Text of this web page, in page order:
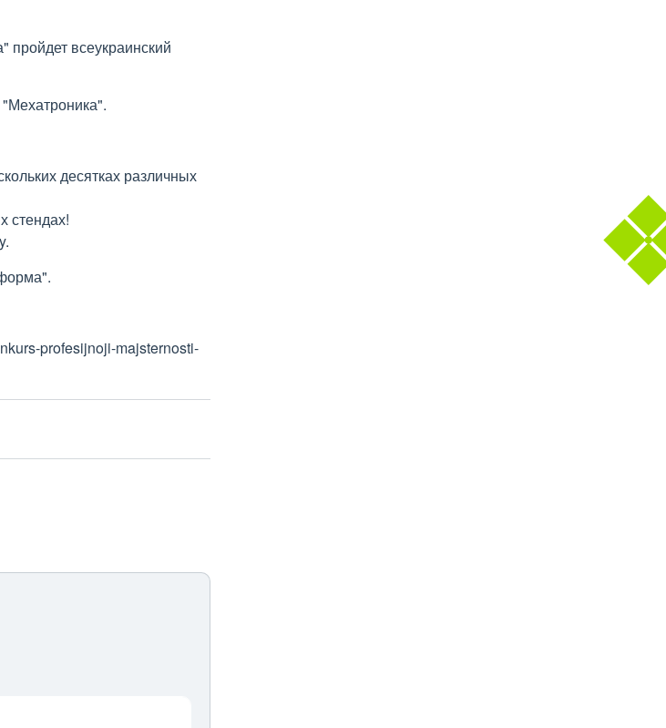
всеукраинский
десятках различных
стендах!
profesijnoji-majsternosti-